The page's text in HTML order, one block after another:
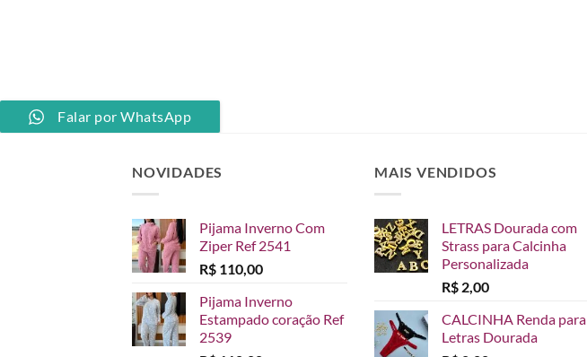
Falar por WhatsApp
NOVIDADES
Pijama Inverno Com
Ziper Ref 2541
R$ 110,00
Pijama Inverno
Estampado coração Ref
2539
MAIS VENDIDOS
LETRAS Dourada com
Strass para Calcinha
Personalizada
R$ 2,00
CALCINHA Renda para
Letras Dourada